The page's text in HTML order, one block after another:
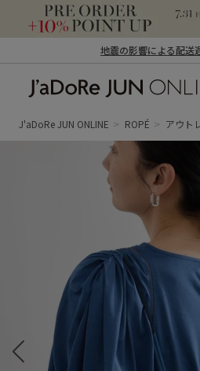
地震の影響による配送
ン オンライン）
J'aDoRe JUN ONLINE ROPÉ アウト